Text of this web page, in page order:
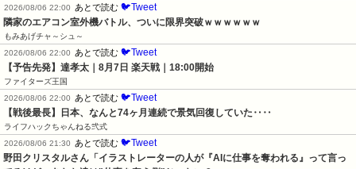
2026/08/06 22:00
あとで読む 🐦Tweet
隣家のエアコン室外機バトル、ついに限界突破ｗｗｗｗｗｗ
もみあげチャ～シュ～
2026/08/06 22:00
あとで読む 🐦Tweet
【予告先発】達孝太｜8月7日 楽天戦｜18:00開始
ファイターズ王国
2026/08/06 22:00
あとで読む 🐦Tweet
【戦後最長】日本、なんと74ヶ月連続で景気回復していた‥‥
ライフハックちゃんねる弐式
2026/08/06 21:30
あとで読む 🐦Tweet
野田クリスタルさん「イラストレーターの人が『AIに仕事を奪われる』って言っ